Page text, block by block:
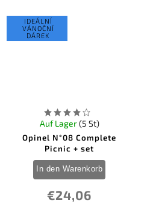
IDEÁLNÍ
VÁNOČNÍ
DÁREK
Opinel N°08 Complete
Picnic + set
Auf Lager(5 St)
€24,06
In den Warenkorb